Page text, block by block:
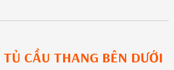
TỦ CẦU THANG BÊN DƯỚI